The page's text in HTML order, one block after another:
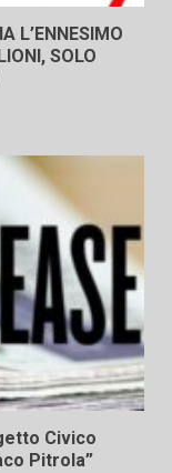
L’ENNESIMO
SOLO
Civico
Pitrola”